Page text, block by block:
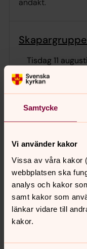
Samtycke
Vi använder kakor
Vissa av våra kakor
webbplatsen ska
analys och kakor
samt kakor som
länkar vidare till
kakor.
tisdag 11
Personal och
möjlighet till
en lugn och tyst
experiment med
tillgängliga för